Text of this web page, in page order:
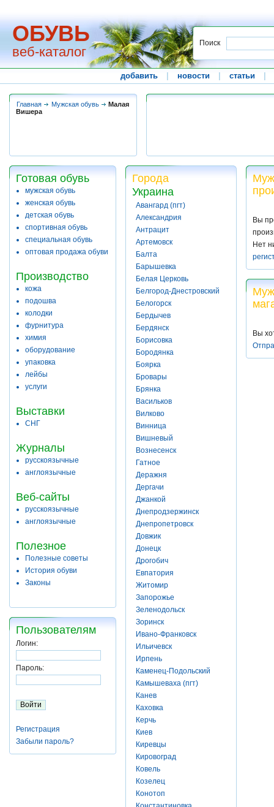
ОБУВЬ
веб-каталог
Поиск
добавить новости статьи
Главная Мужская обувь
Малая
Вишера
Готовая обувь
мужская обувь
женская обувь
детская обувь
спортивная обувь
специальная обувь
оптовая продажа обуви
Производство
кожа
подошва
колодки
фурнитура
химия
оборудование
упаковка
лейбы
услуги
Выставки
СНГ
Журналы
русскоязычные
англоязычные
Веб-сайты
русскоязычные
англоязычные
Полезное
Полезные советы
История обуви
Законы
Пользователям
Логин:
Пароль:
Регистрация
Забыли пароль?
Города
Украина
Авангард (пгт)
Александрия
Антрацит
Артемовск
Балта
Барышевка
Белая Церковь
Белгород-Днестровский
Белогорск
Бердычев
Бердянск
Борисовка
Бородянка
Боярка
Бровары
Брянка
Васильков
Вилково
Винница
Вишневый
Вознесенск
Гатное
Деражня
Дергачи
Джанкой
Днепродзержинск
Днепропетровск
Довжик
Донецк
Дрогобич
Евпатория
Житомир
Запорожье
Зеленодольск
Зоринск
Ивано-Франковск
Ильичевск
Ирпень
Каменец-Подольский
Камышеваха (пгт)
Канев
Каховка
Керчь
Киев
Киревцы
Кировоград
Ковель
Козелец
Конотоп
Вы
Нет
Вы